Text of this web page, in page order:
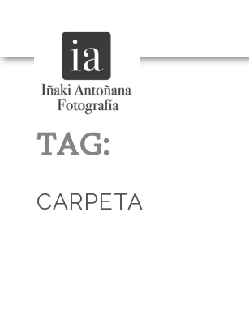
TAG:
CARPETA